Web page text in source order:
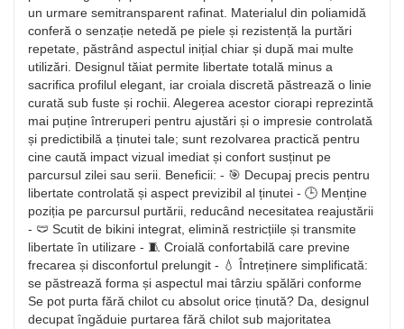
un urmare semitransparent rafinat. Materialul din poliamidă
conferă o senzație netedă pe piele și rezistență la purtări
repetate, păstrând aspectul inițial chiar și după mai multe
utilizări. Designul tăiat permite libertate totală minus a
sacrifica profilul elegant, iar croiala discretă păstrează o linie
curată sub fuste și rochii. Alegerea acestor ciorapi reprezintă
mai puține întreruperi pentru ajustări și o impresie controlată
și predictibilă a ținutei tale; sunt rezolvarea practică pentru
cine caută impact vizual imediat și confort susținut pe
parcursul zilei sau serii. Beneficii: - 🎯 Decupaj precis pentru
libertate controlată și aspect previzibil al ținutei - 🕒 Menține
poziția pe parcursul purtării, reducând necesitatea reajustării
- 🩲 Scutit de bikini integrat, elimină restricțiile și transmite
libertate în utilizare - 🧵 Croială confortabilă care previne
frecarea și disconfortul prelungit - 💧 Întreținere simplificată:
se păstrează forma și aspectul mai târziu spălări conforme
Se pot purta fără chilot cu absolut orice ținută? Da, designul
decupat îngăduie purtarea fără chilot sub majoritatea